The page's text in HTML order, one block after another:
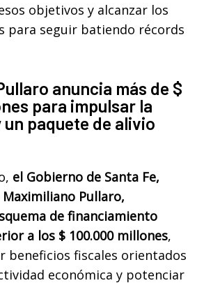
objetivos y alcanzar los
para seguir batiendo récords
anuncia más de $
para impulsar la
paquete de alivio
el Gobierno de Santa Fe,
Pullaro,
de financiamiento
a los $ 100.000 millones,
beneficios fiscales orientados
económica y potenciar